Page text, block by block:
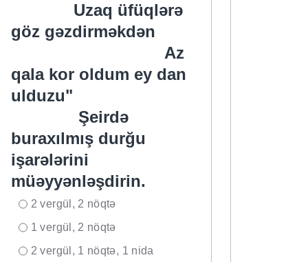
Uzaq üfüqlərə
göz gəzdirməkdən
Az
qala kor oldum ey dan
ulduzu"
Şeirdə
buraxılmış durğu
işarələrini
müəyyənləşdirin.
.. 2 vergül, 2 nöqtə
.. 1 vergül, 2 nöqtə
.. 2 vergül, 1 nöqtə, 1 nida